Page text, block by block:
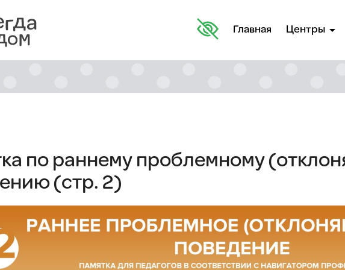
Главная Центры arrow_drop_down
по раннему проблемному
(стр. 2)